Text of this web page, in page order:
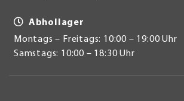
Abhollager
Montags – Freitags: 10:00 – 19:00 Uhr
Samstags: 10:00 – 18:30 Uhr